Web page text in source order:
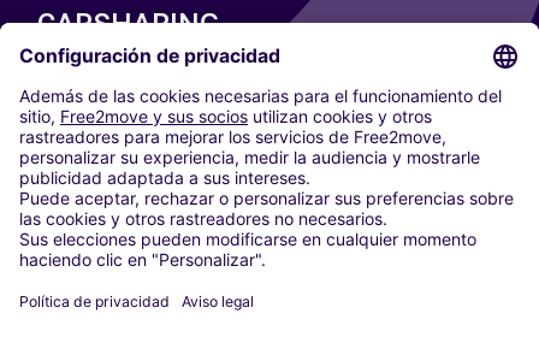
CARSHARING
NUESTRAS CIUDADES
Paris
Madrid
Washington DC
Milán
Roma
Turín
Viena
Berlín
Düsseldorf